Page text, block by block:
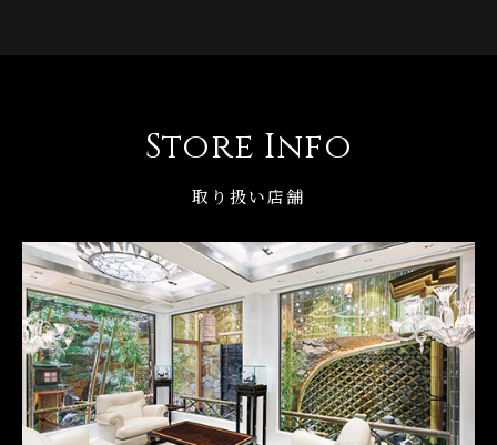
Store Info
取り扱い店舗